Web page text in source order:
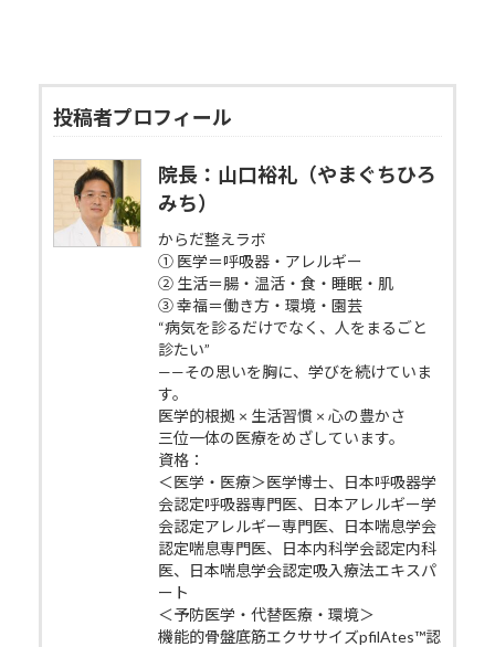
投稿者プロフィール
院長：山口裕礼（やまぐちひろ
みち）
からだ整えラボ
① 医学＝呼吸器・アレルギー
② 生活＝腸・温活・食・睡眠・肌
③ 幸福＝働き方・環境・園芸
“病気を診るだけでなく、人をまるごと
診たい”
——その思いを胸に、学びを続けていま
す。
医学的根拠 × 生活習慣 × 心の豊かさ
三位一体の医療をめざしています。
資格：
＜医学・医療＞医学博士、日本呼吸器学
会認定呼吸器専門医、日本アレルギー学
会認定アレルギー専門医、日本喘息学会
認定喘息専門医、日本内科学会認定内科
医、日本喘息学会認定吸入療法エキスパ
ート
＜予防医学・代替医療・環境＞
機能的骨盤底筋エクササイズpfilAtes™認